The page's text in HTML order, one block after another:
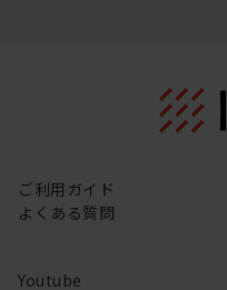
ご利用ガイド
よくある質問
Youtube